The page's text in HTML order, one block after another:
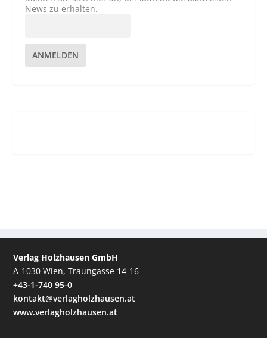
News zu erhalten.
ANMELDEN
Verlag Holzhausen GmbH
A-1030 Wien, Traungasse 14-16
+43-1-740 95-0
kontakt@verlagholzhausen.at
www.verlagholzhausen.at